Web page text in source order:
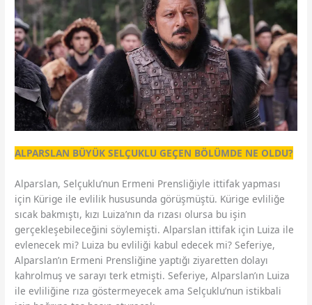
ALPARSLAN BÜYÜK SELÇUKLU GEÇEN BÖLÜMDE NE OLDU?
Alparslan, Selçuklu’nun Ermeni Prensliğiyle ittifak yapması
için Kürige ile evlilik hususunda görüşmüştü. Kürige evliliğe
sıcak bakmıştı, kızı Luiza’nın da rızası olursa bu işin
gerçekleşebileceğini söylemişti. Alparslan ittifak için Luiza ile
evlenecek mi? Luiza bu evliliği kabul edecek mi? Seferiye,
Alparslan’ın Ermeni Prensliğine yaptığı ziyaretten dolayı
kahrolmuş ve sarayı terk etmişti. Seferiye, Alparslan’ın Luiza
ile evliliğine rıza göstermeyecek ama Selçuklu’nun istikbali